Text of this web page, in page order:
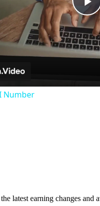
Number
latest earning changes and